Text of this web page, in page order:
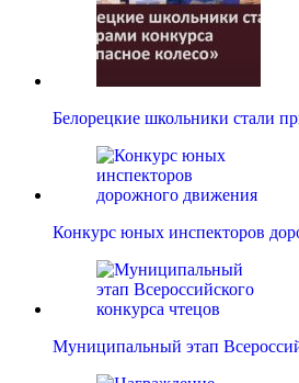
Белорецкие школьники стали
Конкурс юных инспекторов
Муниципальный этап